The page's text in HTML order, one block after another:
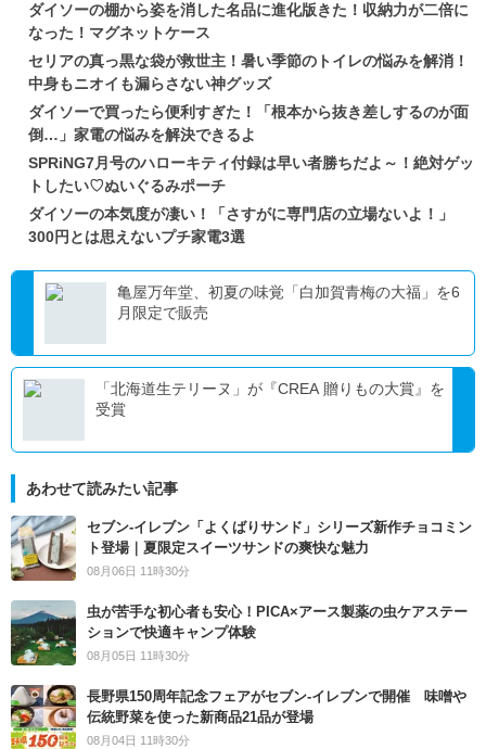
ダイソーの棚から姿を消した名品に進化版きた！収納力が二倍に
なった！マグネットケース
セリアの真っ黒な袋が救世主！暑い季節のトイレの悩みを解消！
中身もニオイも漏らさない神グッズ
ダイソーで買ったら便利すぎた！「根本から抜き差しするのが面
倒…」家電の悩みを解決できるよ
SPRiNG7月号のハローキティ付録は早い者勝ちだよ～！絶対ゲッ
トしたい♡ぬいぐるみポーチ
ダイソーの本気度が凄い！「さすがに専門店の立場ないよ！」
300円とは思えないプチ家電3選
亀屋万年堂、初夏の味覚「白加賀青梅の大福」を6
月限定で販売
「北海道生テリーヌ」が『CREA 贈りもの大賞』を
受賞
あわせて読みたい記事
セブン‐イレブン「よくばりサンド」シリーズ新作チョコミン
ト登場｜夏限定スイーツサンドの爽快な魅力
08月06日 11時30分
虫が苦手な初心者も安心！PICA×アース製薬の虫ケアステー
ションで快適キャンプ体験
08月05日 11時30分
長野県150周年記念フェアがセブン-イレブンで開催 味噌や
伝統野菜を使った新商品21品が登場
08月04日 11時30分